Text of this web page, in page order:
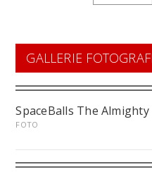
GALLERIE
SpaceBalls The Almighty
FOTO